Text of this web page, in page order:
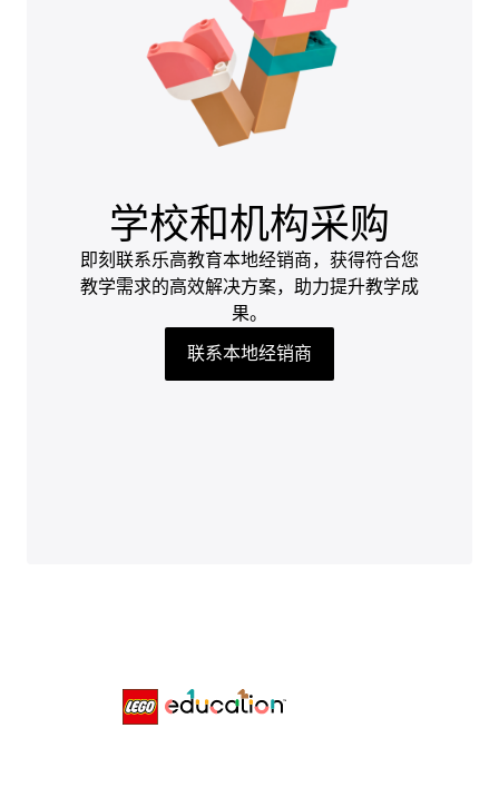
学校和机构采购
即刻联系乐高教育本地经销商，获得符合您
教学需求的高效解决方案，助力提升教学成
果。
联系本地经销商